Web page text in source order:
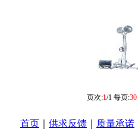
页次:1/1 每页:30
首页 供求反馈 质量承诺